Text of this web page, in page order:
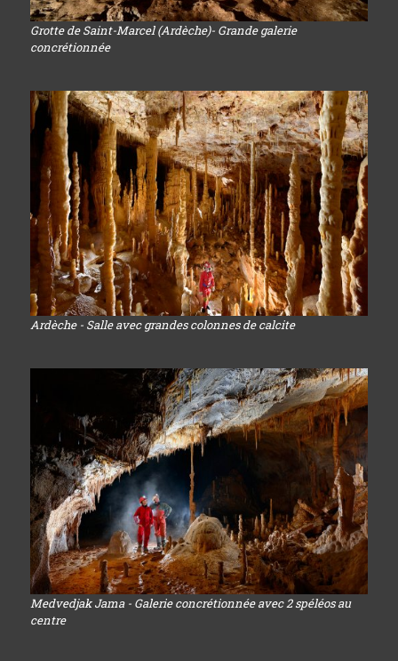
Grotte de Saint-Marcel (Ardèche)- Grande galerie
concrétionnée
Ardèche - Salle avec grandes colonnes de calcite
Medvedjak Jama - Galerie concrétionnée avec 2 spéléos au
centre